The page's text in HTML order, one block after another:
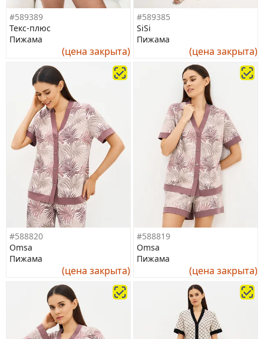
#589389
Текс-плюс
Пижама
(цена закрыта)
#589385
SiSi
Пижама
(цена закрыта)
#588820
Omsa
Пижама
(цена закрыта)
#588819
Omsa
Пижама
(цена закрыта)